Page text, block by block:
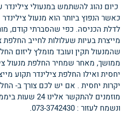
כיום נהוג להשתמש במנעולי
כאשר הנפוץ ביותר הוא מנעול צילינדר
לדלת הכניסה. כפי שהסברתי קודם,
מייצרת בעיות שעלולות לחייב
שהמנעול תקין ועובד מומלץ ליזום
ממושך, מאחר שמחיר החלפת מנעול
יחסית ואילו החלפת צילינדר תקוע
יקרות יחסית . אם יש לכם צורך ב-
מוזמנים להתקשר אלינו 24 שעות ביממה
ונשמח לעזור : 073-3742430.